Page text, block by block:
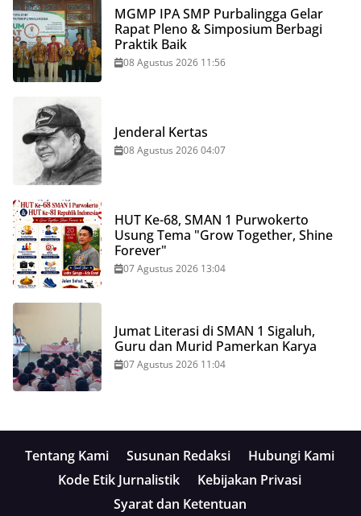
MGMP IPA SMP Purbalingga Gelar
Rapat Pleno & Simposium Berbagi
Praktik Baik
08 Agustus 2026 11:56
Jenderal Kertas
08 Agustus 2026 04:07
HUT Ke-68, SMAN 1 Purwokerto
Usung Tema "Grow Together, Shine
Forever"
07 Agustus 2026 13:04
Jumat Literasi di SMAN 1 Sigaluh,
Guru dan Murid Pamerkan Karya
07 Agustus 2026 11:04
Tentang Kami Susunan Redaksi
Hubungi Kami
Kode Etik Jurnalistik
Kebijakan Privasi
Syarat dan Ketentuan